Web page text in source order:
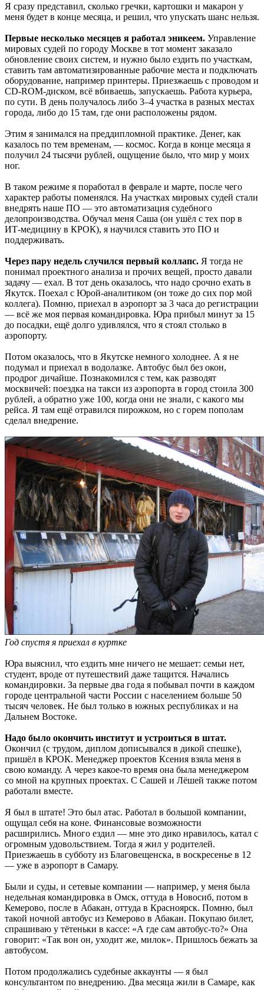
Я сразу представил, сколько гречки, картошки и макарон у
меня будет в конце месяца, и решил, что упускать шанс нельзя.
Первые несколько месяцев я работал эникеем. Управление
мировых судей по городу Москве в тот момент заказало
обновление своих систем, и нужно было ездить по участкам,
ставить там автоматизированные рабочие места и подключать
оборудование, например принтеры. Приезжаешь с проводом и
CD-ROM-диском, всё вбиваешь, запускаешь. Работа курьера,
по сути. В день получалось либо 3–4 участка в разных местах
города, либо до 15 там, где они расположены рядом.
Этим я занимался на преддипломной практике. Денег, как
казалось по тем временам, — космос. Когда в конце месяца я
получил 24 тысячи рублей, ощущение было, что мир у моих
ног.
В таком режиме я поработал в феврале и марте, после чего
характер работы поменялся. На участках мировых судей стали
внедрять наше ПО — это автоматизация судебного
делопроизводства. Обучал меня Саша (он ушёл с тех пор в
ИТ-медицину в КРОК), я научился ставить это ПО и
поддерживать.
Через пару недель случился первый коллапс. Я тогда не
понимал проектного анализа и прочих вещей, просто давали
задачу — ехал. В тот день оказалось, что надо срочно ехать в
Якутск. Поехал с Юрой-аналитиком (он тоже до сих пор мой
коллега). Помню, приехал в аэропорт за 3 часа до регистрации
— всё же моя первая командировка. Юра прибыл минут за 15
до посадки, ещё долго удивлялся, что я стоял столько в
аэропорту.
Потом оказалось, что в Якутске немного холоднее. А я не
подумал и приехал в водолазке. Автобус был без окон,
продрог дичайше. Познакомился с тем, как разводят
москвичей: поездка на такси из аэропорта в город стоила 300
рублей, а обратно уже 100, когда они не знали, с какого мы
рейса. Я там ещё отравился пирожком, но с горем пополам
сделал внедрение.
Год спустя я приехал в куртке
Юра выяснил, что ездить мне ничего не мешает: семьи нет,
студент, вроде от путешествий даже тащится. Начались
командировки. За первые два года я побывал почти в каждом
городе центральной части России с населением больше 50
тысяч человек. Не был только в южных республиках и на
Дальнем Востоке.
Надо было окончить институт и устроиться в штат.
Окончил (с трудом, диплом дописывался в дикой спешке),
пришёл в КРОК. Менеджер проектов Ксения взяла меня в
свою команду. А через какое-то время она была менеджером
со мной на крупных проектах. С Сашей и Лёшей также потом
работали вместе.
Я был в штате! Это был атас. Работал в большой компании,
ощущал себя на коне. Финансовые возможности
расширились. Много ездил — мне это дико нравилось, катал с
огромным удовольствием. Тогда я жил у родителей.
Приезжаешь в субботу из Благовещенска, в воскресенье в 12
— уже в аэропорт в Самару.
Были и суды, и сетевые компании — например, у меня была
недельная командировка в Омск, оттуда в Новосиб, потом в
Кемерово, после в Абакан, оттуда в Красноярск. Помню, был
такой ночной автобус из Кемерово в Абакан. Покупаю билет,
спрашиваю у тётеньки в кассе: «А где сам автобус-то?» Она
говорит: «Так вон он, уходит же, милок». Пришлось бежать за
автобусом.
Потом продолжались судебные аккаунты — я был
консультантом по внедрению. Два месяца жили в Самаре, как